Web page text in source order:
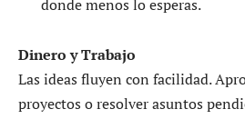
donde menos lo esperas.
Dinero y Trabajo
Las ideas fluyen con facilidad.
proyectos o resolver asuntos